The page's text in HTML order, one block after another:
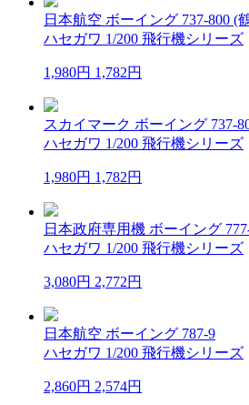
日本航空 ボーイング 737-800 (
ハセガワ 1/200 飛行機シリーズ
1,980円 1,782円
スカイマーク ボーイング 737-
ハセガワ 1/200 飛行機シリーズ
1,980円 1,782円
日本政府専用機 ボーイング
ハセガワ 1/200 飛行機シリーズ
3,080円 2,772円
日本航空 ボーイング 787-9
ハセガワ 1/200 飛行機シリーズ
2,860円 2,574円